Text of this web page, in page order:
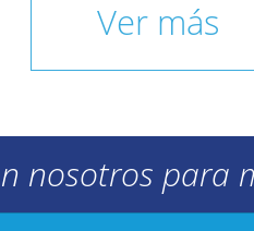
Ver más
nosotros para